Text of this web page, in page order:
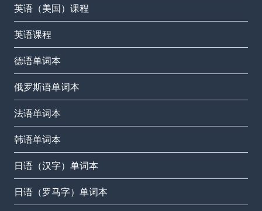
英语（美国）课程
英语课程
德语单词本
俄罗斯语单词本
法语单词本
韩语单词本
日语（汉字）单词本
日语（罗马字）单词本